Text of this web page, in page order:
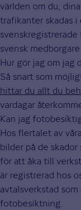
världen om du,
trafikanter skadas
svensk
Hur gör jag om jag
Så snart som
hittar du allt du
vardagar
Kan jag
Hos flertalet av
bilder på de
för att åka till
är registrerad hos
avtalsverkstad
fotobesiktning.